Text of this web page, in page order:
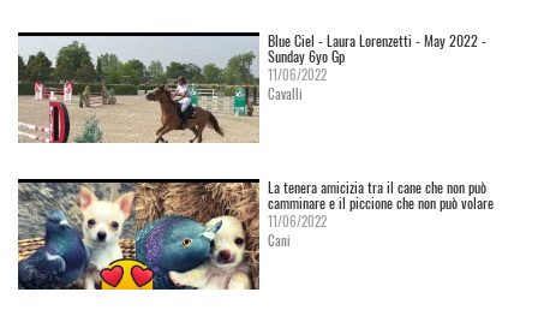
Blue Ciel - Laura Lorenzetti - May 2022 -
Sunday 6yo Gp
11/06/2022
Cavalli
La tenera amicizia tra il cane che non può
camminare e il piccione che non può volare
11/06/2022
Cani